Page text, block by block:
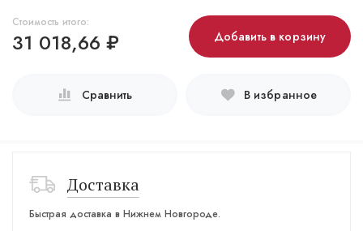
Стоимость итого:
31 018,66 ₽ Добавить в корзину
Сравнить В избранное
Доставка
Быстрая доставка в Нижнем Новгороде.